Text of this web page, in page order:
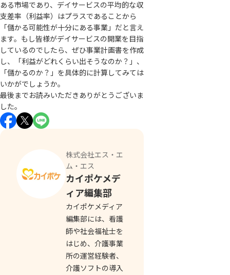
ある市場であり、デイサービスの平均的な収
支差率（利益率）はプラスであることから
「儲かる可能性が十分にある事業」だと言え
ます。もし皆様がデイサービスの開業を目指
しているのでしたら、ぜひ事業計画書を作成
し、「利益がどれくらい出そうなのか？」、
「儲かるのか？」を具体的に計算してみては
いかがでしょうか。
最後までお読みいただきありがとうございま
した。
株式会社エス・エ
ム・エス
カイポケメデ
ィア編集部
カイポケメディア
編集部には、看護
師や社会福祉士を
はじめ、介護事業
所の運営経験者、
介護ソフトの導入